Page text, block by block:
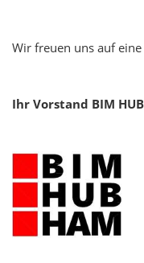
Wir freuen uns auf
Ihr Vorstand BIM